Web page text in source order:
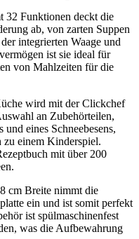
32 Funktionen deckt die
ab, von zarten Suppen
integrierten Waage und
ist sie ideal für
von Mahlzeiten für die
wird mit der Clickchef
an Zubehörteilen,
eines Schneebesens,
einem Kinderspiel.
mit über 200
cm Breite nimmt die
ein und ist somit perfekt
ist spülmaschinenfest
was die Aufbewahrung